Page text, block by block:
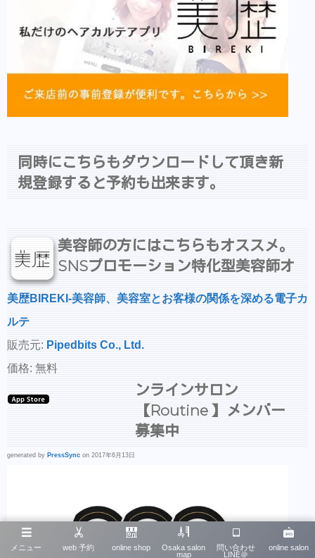
同時にこちらもダウンロードして頂き新
規登録すると予約も出来ます。
美歴BIREKI-美容師、美容室とお客様の関係を深める電子カ
ルテ
販売元: Pipedbits Co., Ltd.
価格: 無料
generated by PressSync on 2017年6月13日
美容師の方にはこちらもオススメ。
SNSプロモーション特化型美容師オ
ンラインサロン
【Routine 】メンバー
募集中
メニュー web 予約 online shop
Osaka salon
map
問い合わせ
LINE＠
online salon